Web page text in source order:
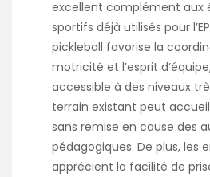
excellent complément aux
sportifs déjà utilisés pour
pickleball favorise la
motricité et l’esprit
accessible à des niveaux
terrain existant peut
sans remise en cause des
pédagogiques. De plus, les
apprécient la facilité de